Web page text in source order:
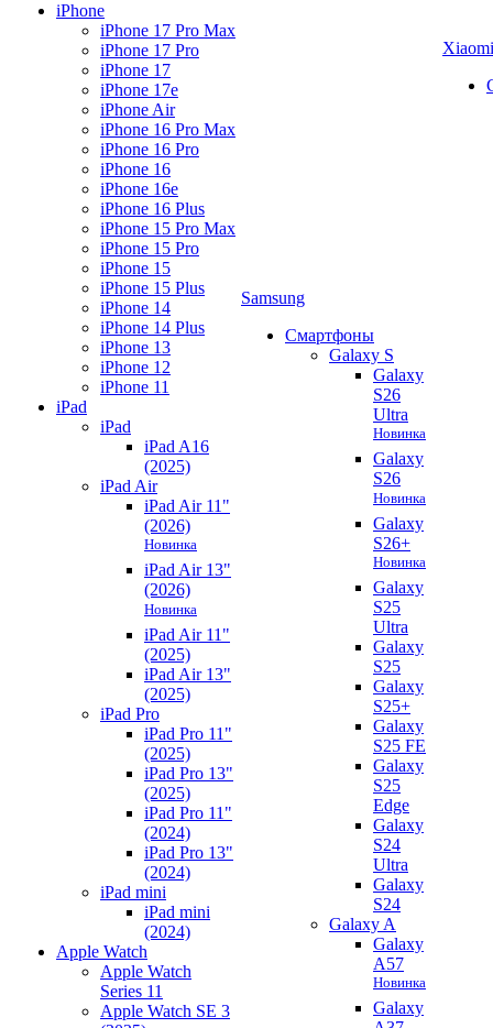
iPhone
iPhone 17 Pro Max
iPhone 17 Pro
iPhone 17
iPhone 17e
iPhone Air
iPhone 16 Pro Max
iPhone 16 Pro
iPhone 16
iPhone 16e
iPhone 16 Plus
iPhone 15 Pro Max
iPhone 15 Pro
iPhone 15
iPhone 15 Plus
iPhone 14
iPhone 14 Plus
iPhone 13
iPhone 12
iPhone 11
iPad
iPad
iPad A16
(2025)
iPad Air
iPad Air 11"
(2026)
Новинка
iPad Air 13"
(2026)
Новинка
iPad Air 11"
(2025)
iPad Air 13"
(2025)
iPad Pro
iPad Pro 11"
(2025)
iPad Pro 13"
(2025)
iPad Pro 11"
(2024)
iPad Pro 13"
(2024)
iPad mini
iPad mini
(2024)
Apple Watch
Apple Watch
Series 11
Apple Watch SE 3
Samsung
Смартфоны
Galaxy S
Galaxy
S26
Ultra
Новинка
Galaxy
S26
Новинка
Galaxy
S26+
Новинка
Galaxy
S25
Ultra
Galaxy
S25
Galaxy
S25+
Galaxy
S25 FE
Galaxy
S25
Edge
Galaxy
S24
Ultra
Galaxy
S24
Galaxy A
Galaxy
A57
Новинка
Galaxy
Xiaomi